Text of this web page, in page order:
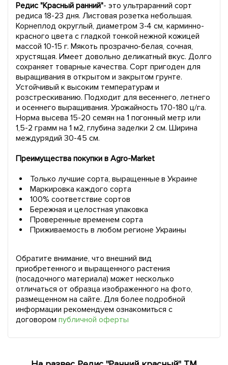
Редис "Красный ранний"- это ультраранний сорт
редиса 18-23 дня. Листовая розетка небольшая.
Корнеплод округлый, диаметром 3-4 см, карминно-
красного цвета с гладкой тонкой нежной кожицей
массой 10-15 г. Мякоть прозрачно-белая, сочная,
хрустящая. Имеет довольно деликатный вкус. Долго
сохраняет товарные качества. Сорт пригоден для
выращивания в открытом и закрытом грунте.
Устойчивый к высоким температурам и
розстрескиванию. Подходит для весеннего, летнего
и осеннего выращивания. Урожайность 170-180 ц/га.
Норма высева 15-20 семян на 1 погонный метр или
1,5-2 грамм на 1 м2, глубина заделки 2 см. Ширина
междурядий 30-45 см.
Преимущества покупки в Agro-Market
Только лучшие сорта, выращенные в Украине
Маркировка каждого сорта
100% соответствие сортов
Бережная и целостная упаковка
Проверенные временем сорта
Приживаемость в любом регионе Украины
Обратите внимание, что внешний вид
приобретенного и выращенного растения
(посадочного материала) может несколько
отличаться от образца изображенного на фото,
размещенном на сайте. Для более подробной
информации рекомендуем ознакомиться с
договором публичной оферты